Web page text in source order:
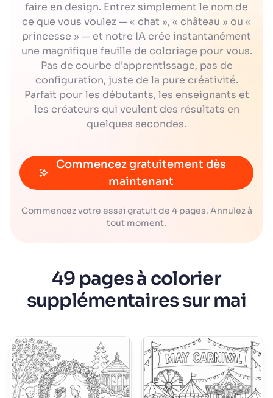
faire en design. Entrez simplement le nom de
ce que vous voulez — « chat », « château » ou «
princesse » — et notre IA crée instantanément
une magnifique feuille de coloriage pour vous.
Pas de courbe d'apprentissage, pas de
configuration, juste de la pure créativité.
Parfait pour les débutants, les enseignants et
les créateurs qui veulent des résultats en
quelques secondes.
Commencez gratuitement dès
maintenant
Commencez votre essai gratuit de 4 pages. Annulez à
tout moment.
49 pages à colorier
supplémentaires sur mai